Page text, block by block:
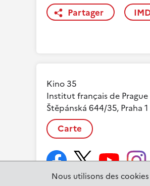
Nous utilisons des
Partager
Kino 35
Institut français de Prague
Štěpánská 644/35, Praha 1
Carte